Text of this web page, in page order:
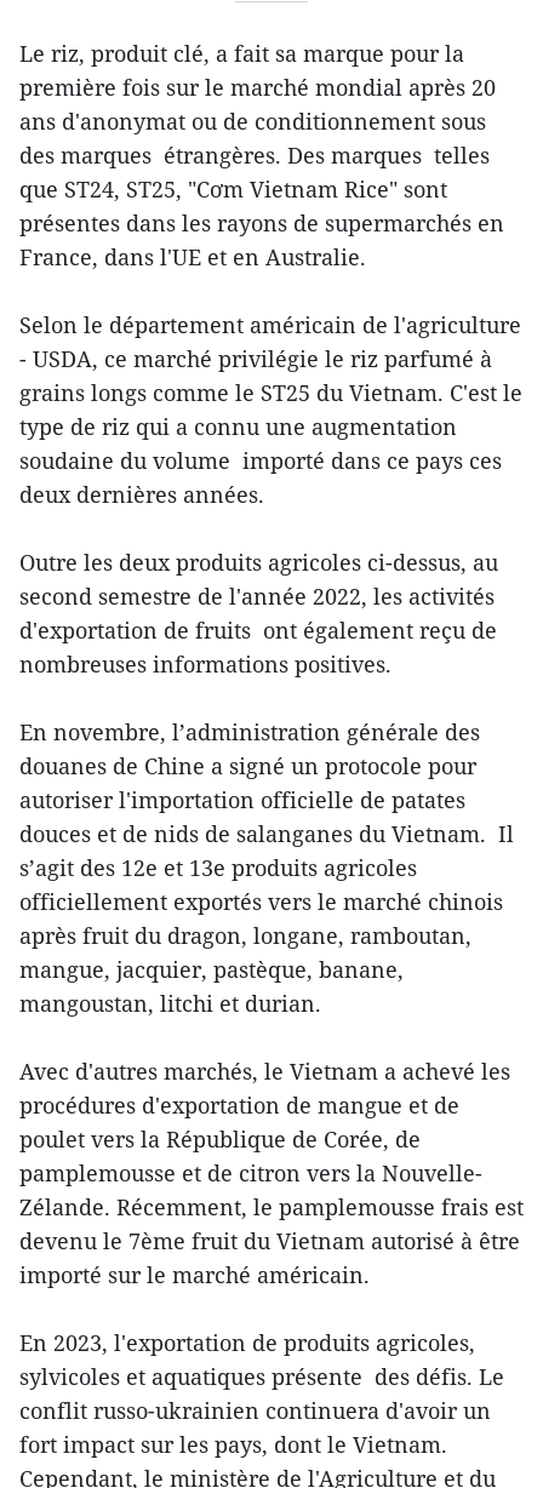
Le riz, produit clé, a fait sa marque pour la
première fois sur le marché mondial après 20
ans d'anonymat ou de conditionnement sous
des marques étrangères. Des marques telles
que ST24, ST25, "Cơm Vietnam Rice" sont
présentes dans les rayons de supermarchés en
France, dans l'UE et en Australie.
Selon le département américain de l'agriculture
- USDA, ce marché privilégie le riz parfumé à
grains longs comme le ST25 du Vietnam. C'est le
type de riz qui a connu une augmentation
soudaine du volume importé dans ce pays ces
deux dernières années.
Outre les deux produits agricoles ci-dessus, au
second semestre de l'année 2022, les activités
d'exportation de fruits ont également reçu de
nombreuses informations positives.
En novembre, l’administration générale des
douanes de Chine a signé un protocole pour
autoriser l'importation officielle de patates
douces et de nids de salanganes du Vietnam. Il
s’agit des 12e et 13e produits agricoles
officiellement exportés vers le marché chinois
après fruit du dragon, longane, ramboutan,
mangue, jacquier, pastèque, banane,
mangoustan, litchi et durian.
Avec d'autres marchés, le Vietnam a achevé les
procédures d'exportation de mangue et de
poulet vers la République de Corée, de
pamplemousse et de citron vers la Nouvelle-
Zélande. Récemment, le pamplemousse frais est
devenu le 7ème fruit du Vietnam autorisé à être
importé sur le marché américain.
En 2023, l'exportation de produits agricoles,
sylvicoles et aquatiques présente des défis. Le
conflit russo-ukrainien continuera d'avoir un
fort impact sur les pays, dont le Vietnam.
Cependant, le ministère de l'Agriculture et du